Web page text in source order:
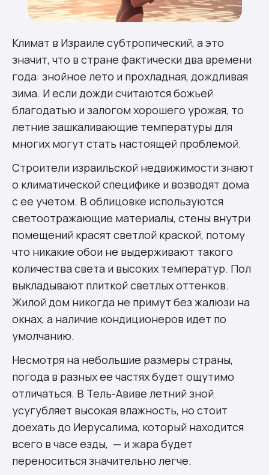
Климат в Израиле субтропический, а это
значит, что в стране фактически два времени
года: знойное лето и прохладная, дождливая
зима. И если дожди считаются божьей
благодатью и залогом хорошего урожая, то
летние зашкаливающие температуры для
многих могут стать настоящей проблемой.
Строители израильской недвижимости знают
о климатической специфике и возводят дома
с ее учетом. В облицовке используются
светоотражающие материалы, стены внутри
помещений красят светлой краской, потому
что никакие обои не выдерживают такого
количества света и высоких температур. Пол
выкладывают плиткой светлых оттенков.
Жилой дом никогда не примут без жалюзи на
окнах, а наличие кондиционеров идет по
умолчанию.
Несмотря на небольшие размеры страны,
погода в разных ее частях будет ощутимо
отличаться. В Тель-Авиве летний зной
усугубляет высокая влажность, но стоит
доехать до Иерусалима, который находится
всего в часе езды, — и жара будет
переноситься значительно легче.